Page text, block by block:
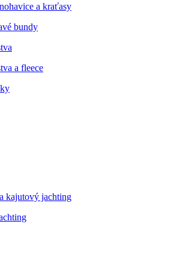
a kraťasy
bundy
a fleece
kajutový jachting